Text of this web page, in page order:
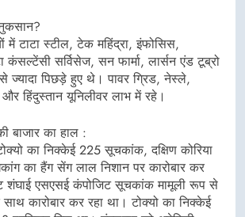
टाटा स्टील, टेक महिंद्रा, इंफोसिस,
सर्विसेज, सन फार्मा, लार्सन एंड टूब्रो
ज्यादा पिछड़े हुए थे। पावर ग्रिड, नेस्ले,
और हिंदुस्तान यूनिलीवर लाभ में रहे।
बाजार का हाल :
का निक्केई 225 सूचकांक, दक्षिण कोरिया
का हैंग सेंग लाल निशान पर कारोबार कर
एसएसई कंपोजिट सूचकांक मामूली रूप से
कारोबार कर रहा था। टोक्यो का निक्केई